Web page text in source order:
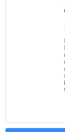
Animaux
chambres
Les bébés
Chaque